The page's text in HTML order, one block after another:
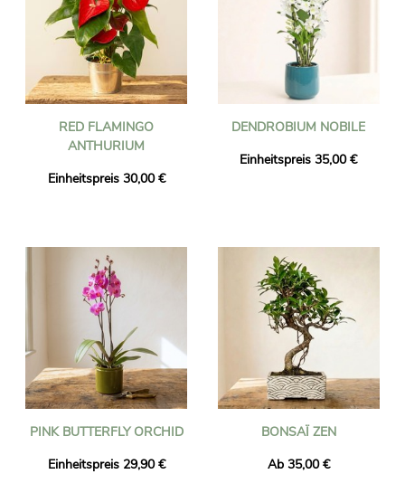
RED FLAMINGO
ANTHURIUM
Einheitspreis 30,00 €
DENDROBIUM NOBILE
Einheitspreis 35,00 €
PINK BUTTERFLY ORCHID
Einheitspreis 29,90 €
BONSAÏ ZEN
Ab 35,00 €